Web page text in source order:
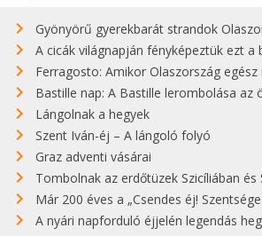
Gyönyörű gyerekbarát strandok Olaszországban -
A cicák világnapján fényképeztük ezt a bokor alatt
Ferragosto: Amikor Olaszország egész
Bastille nap: A Bastille lerombolása az
Lángolnak a hegyek
Szent Iván-éj – A lángoló folyó
Graz adventi vásárai
Tombolnak az erdőtüzek Szicíliában és
Már 200 éves a „Csendes éj!
A nyári napforduló éjjelén legendás hegyi tüzek